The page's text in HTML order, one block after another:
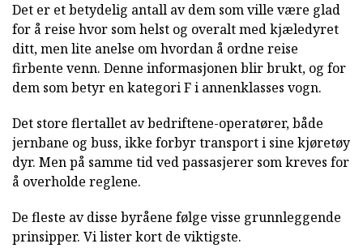
Det er et betydelig antall av dem som ville være glad
for å reise hvor som helst og overalt med kjæledyret
ditt, men lite anelse om hvordan å ordne reise
firbente venn. Denne informasjonen blir brukt, og for
dem som betyr en kategori F i annenklasses vogn.
Det store flertallet av bedriftene-operatører, både
jernbane og buss, ikke forbyr transport i sine kjøretøy
dyr. Men på samme tid ved passasjerer som kreves for
å overholde reglene.
De fleste av disse byråene følge visse grunnleggende
prinsipper. Vi lister kort de viktigste.